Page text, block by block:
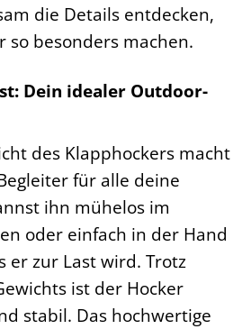
die Details entdecken,
so besonders machen.
Dein idealer Outdoor-
des Klapphockers macht
für alle deine
ihn mühelos im
oder einfach in der Hand
er zur Last wird. Trotz
ist der Hocker
stabil. Das hochwertige